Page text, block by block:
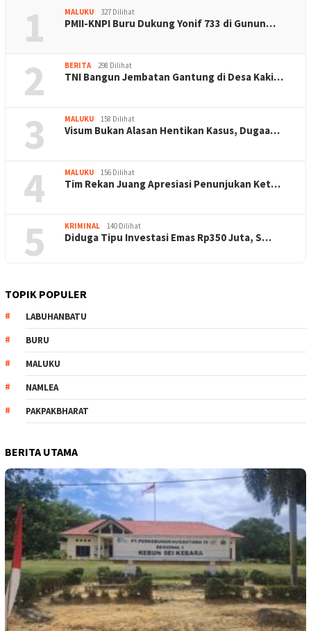
1 MALUKU 327 Dilihat
PMII-KNPI Buru Dukung Yonif 733 di Gunun…
2 BERITA 298 Dilihat
TNI Bangun Jembatan Gantung di Desa Kaki…
3 MALUKU 158 Dilihat
Visum Bukan Alasan Hentikan Kasus, Dugaa…
4 MALUKU 156 Dilihat
Tim Rekan Juang Apresiasi Penunjukan Ket…
5 KRIMINAL 140 Dilihat
Diduga Tipu Investasi Emas Rp350 Juta, S…
TOPIK POPULER
LABUHANBATU
BURU
MALUKU
NAMLEA
PAKPAKBHARAT
BERITA UTAMA